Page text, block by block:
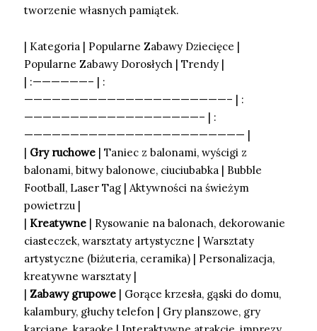
tworzenie własnych pamiątek.
| Kategoria | Popularne Zabawy Dziecięce |
Popularne Zabawy Dorosłych | Trendy |
| :——————– | :
——————————————————————– | :
———————————————————– | :
———————————————————————— |
| Gry ruchowe | Taniec z balonami, wyścigi z
balonami, bitwy balonowe, ciuciubabka | Bubble
Football, Laser Tag | Aktywności na świeżym
powietrzu |
| Kreatywne | Rysowanie na balonach, dekorowanie
ciasteczek, warsztaty artystyczne | Warsztaty
artystyczne (biżuteria, ceramika) | Personalizacja,
kreatywne warsztaty |
| Zabawy grupowe | Gorące krzesła, gąski do domu,
kalambury, głuchy telefon | Gry planszowe, gry